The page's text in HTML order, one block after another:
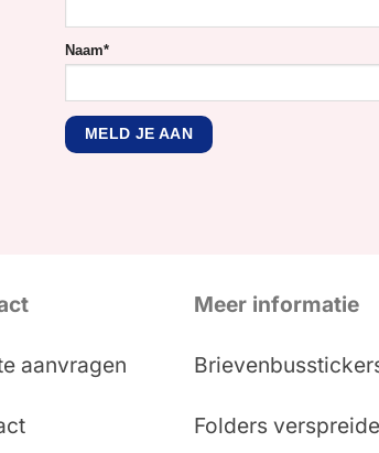
Naam*
aanvragen
Meer informatie
Folders